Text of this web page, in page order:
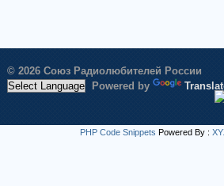
© 2026 Союз Радиолюбителей России
Powered by
PHP Code Snippets Powered By :